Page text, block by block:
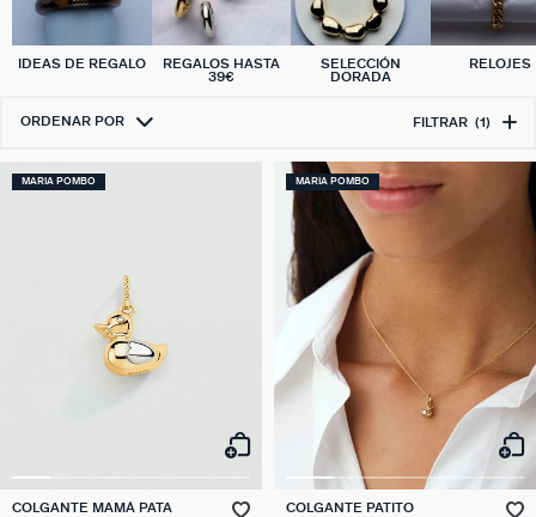
IDEAS DE REGALO
REGALOS HASTA
39€
SELECCIÓN
DORADA
RELOJES
ORDENAR POR FILTRAR (1)
MARIA POMBO
COLGANTE MAMÁ PATA
MARIA POMBO
COLGANTE PATITO